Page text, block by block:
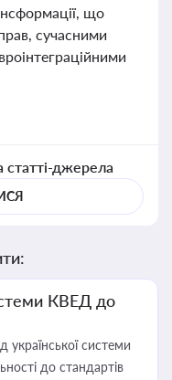
що
сучасними
статті-джерела
КВЕД до
української системи
до стандартів